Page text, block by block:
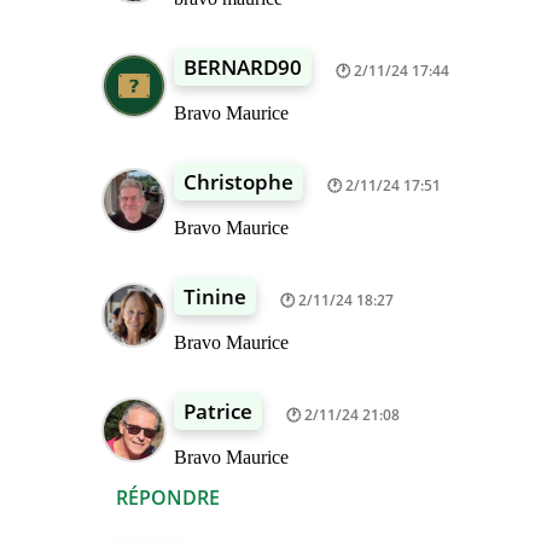
RÉPONDRE
BERNARD90 2/11/24 17:44
Bravo Maurice
Christophe 2/11/24 17:51
Bravo Maurice
Tinine 2/11/24 18:27
Bravo Maurice
Patrice 2/11/24 21:08
Bravo Maurice